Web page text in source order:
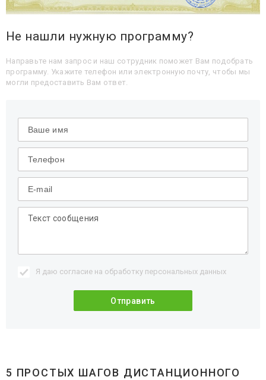
Не нашли нужную программу?
Направьте нам запрос и наш сотрудник поможет Вам подобрать
программу. Укажите телефон или электронную почту, чтобы мы
могли предоставить Вам ответ.
Я даю согласие на обработку персональных данных
5 ПРОСТЫХ ШАГОВ ДИСТАНЦИОННОГО